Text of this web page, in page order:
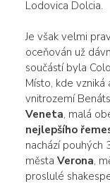
Lodovica Dolcia.
Je však velmi
oceňován už
součástí byla
Místo, kde vzniká
vnitrozemí
Veneta, malá
nejlepšího
nachází pouhých
města Verona,
proslulé